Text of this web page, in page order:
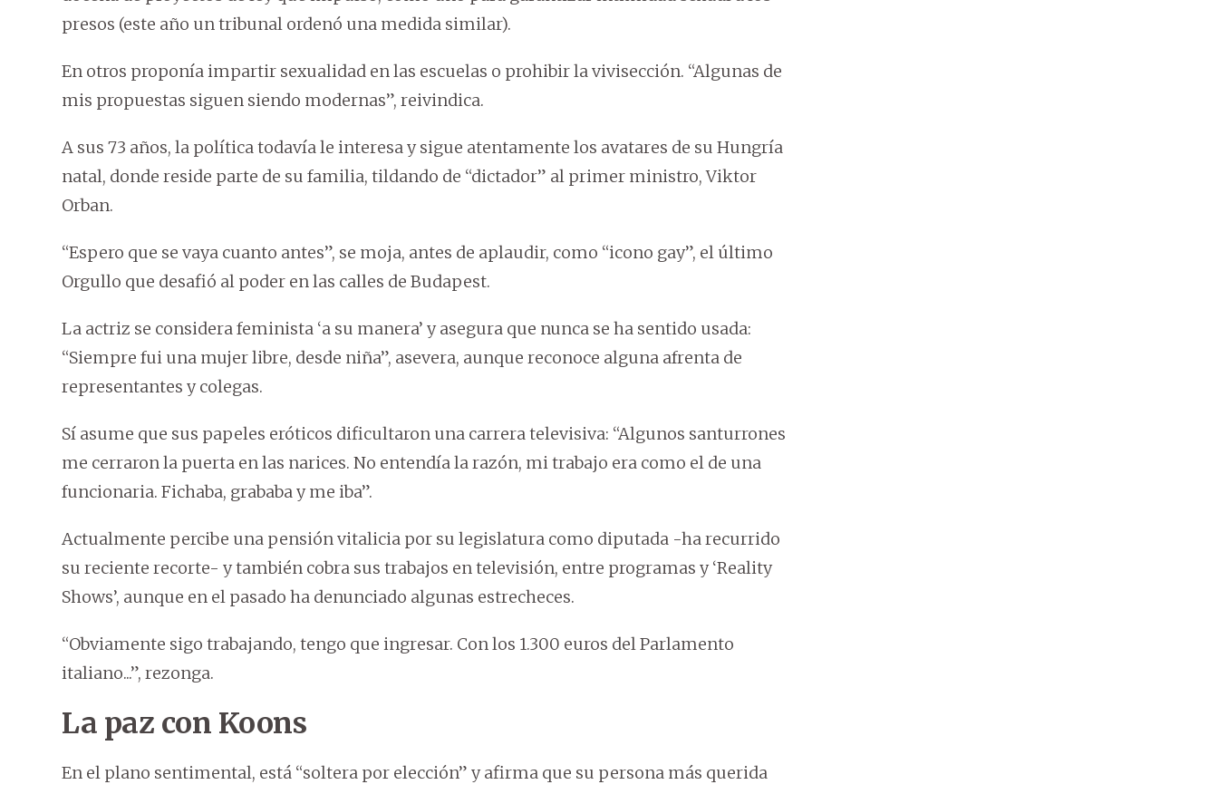
presos (este año un tribunal ordenó una medida similar).
En otros proponía impartir sexualidad en las escuelas o prohibir la vivisección. “Algunas de
mis propuestas siguen siendo modernas”, reivindica.
A sus 73 años, la política todavía le interesa y sigue atentamente los avatares de su Hungría
natal, donde reside parte de su familia, tildando de “dictador” al primer ministro, Viktor
Orban.
“Espero que se vaya cuanto antes”, se moja, antes de aplaudir, como “icono gay”, el último
Orgullo que desafió al poder en las calles de Budapest.
La actriz se considera feminista ‘a su manera’ y asegura que nunca se ha sentido usada:
“Siempre fui una mujer libre, desde niña”, asevera, aunque reconoce alguna afrenta de
representantes y colegas.
Sí asume que sus papeles eróticos dificultaron una carrera televisiva: “Algunos santurrones
me cerraron la puerta en las narices. No entendía la razón, mi trabajo era como el de una
funcionaria. Fichaba, grababa y me iba”.
Actualmente percibe una pensión vitalicia por su legislatura como diputada -ha recurrido
su reciente recorte- y también cobra sus trabajos en televisión, entre programas y ‘Reality
Shows’, aunque en el pasado ha denunciado algunas estrecheces.
“Obviamente sigo trabajando, tengo que ingresar. Con los 1.300 euros del Parlamento
italiano...”, rezonga.
La paz con Koons
En el plano sentimental, está “soltera por elección” y afirma que su persona más querida